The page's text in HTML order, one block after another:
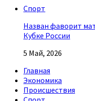
Спорт
Назван фаворит
Кубке России
5 Май, 2026
Главная
Экономика
Происшествия